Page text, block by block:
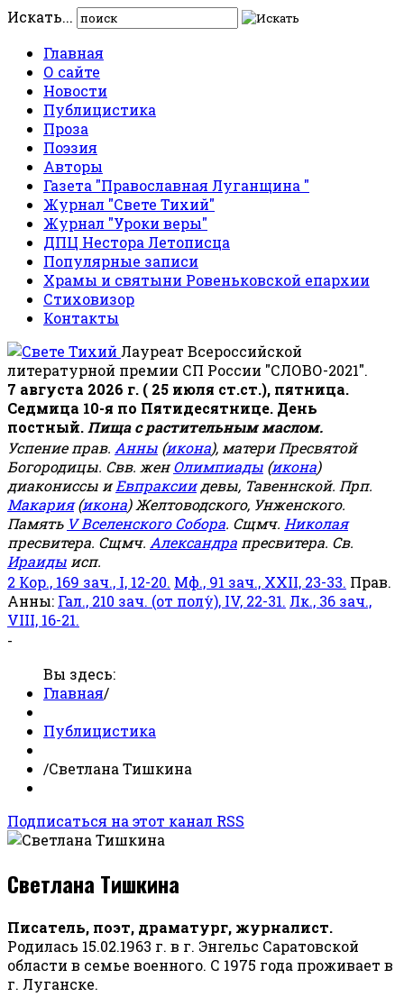
Искать...
Главная
О сайте
Новости
Публицистика
Проза
Поэзия
Авторы
Газета "Православная Луганщина "
Журнал "Свете Тихий"
Журнал "Уроки веры"
ДПЦ Нестора Летописца
Популярные записи
Храмы и святыни Ровеньковской епархии
Стиховизор
Контакты
Лауреат Всероссийской
литературной премии СП России "СЛОВО-2021".
7 августа 2026 г. ( 25 июля ст.ст.), пятница.
Седмица 10-я по Пятидесятнице. День
постный. Пища с растительным маслом.
Успение прав. Анны (икона), матери Пресвятой
Богородицы. Свв. женОлимпиады (икона)
диакониссы иЕвпраксиидевы, Тавеннской. Прп.
Макария(икона) Желтоводского, Унженского.
Память V Вселенского Собора. Сщмч. Николая
пресвитера. Сщмч. Александра пресвитера. Св.
Ираиды исп.
2 Кор., 169 зач., I, 12-20. Мф., 91 зач., XXII, 23-33. Прав.
Анны: Гал., 210 зач. (от полу́), IV, 22-31. Лк., 36 зач.,
VIII, 16-21.
-
Вы здесь:
Главная/
Публицистика
/Светлана Тишкина
Подписаться на этот канал RSS
Светлана Тишкина
Писатель, поэт, драматург, журналист.
Родилась 15.02.1963 г. в г. Энгельс Саратовской
области в семье военного. С 1975 года проживает в
г. Луганске.